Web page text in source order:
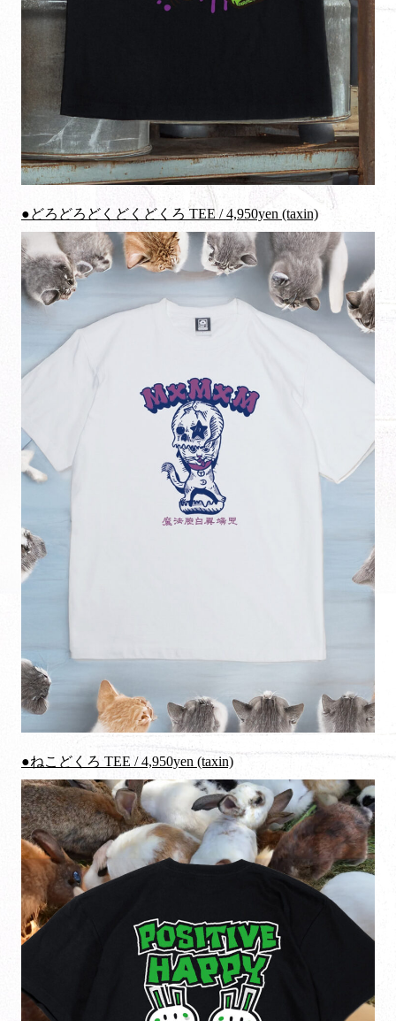
●どろどろどくどくどくろ TEE / 4,950yen (taxin)
●ねこどくろ TEE / 4,950yen (taxin)